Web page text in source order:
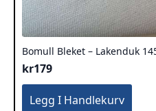
Bomull Bleket – Lakenduk
kr179
Legg I Handlekurv